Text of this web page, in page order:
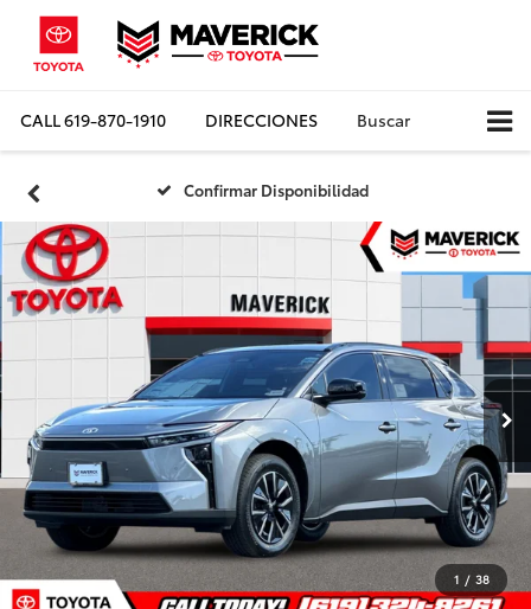
CALL619-870-1910 DIRECCIONES Buscar
Confirmar Disponibilidad
1 / 38